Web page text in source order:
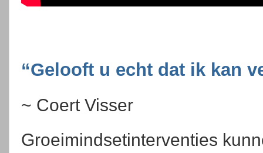
“Gelooft u echt dat ik kan
~ Coert Visser
Groeimindsetinterventies